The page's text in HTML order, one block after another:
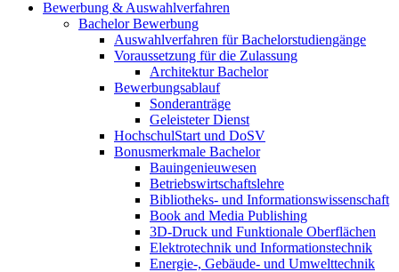
Bewerbung & Auswahlverfahren
Bachelor Bewerbung
Auswahlverfahren für Bachelorstudiengänge
Voraussetzung für die Zulassung
Architektur Bachelor
Bewerbungsablauf
Sonderanträge
Geleisteter Dienst
HochschulStart und DoSV
Bonusmerkmale Bachelor
Bauingenieuwesen
Betriebswirtschaftslehre
Bibliotheks- und Informationswissenschaft
Book and Media Publishing
3D-Druck und Funktionale Oberflächen
Elektrotechnik und Informationstechnik
Energie-, Gebäude- und Umwelttechnik